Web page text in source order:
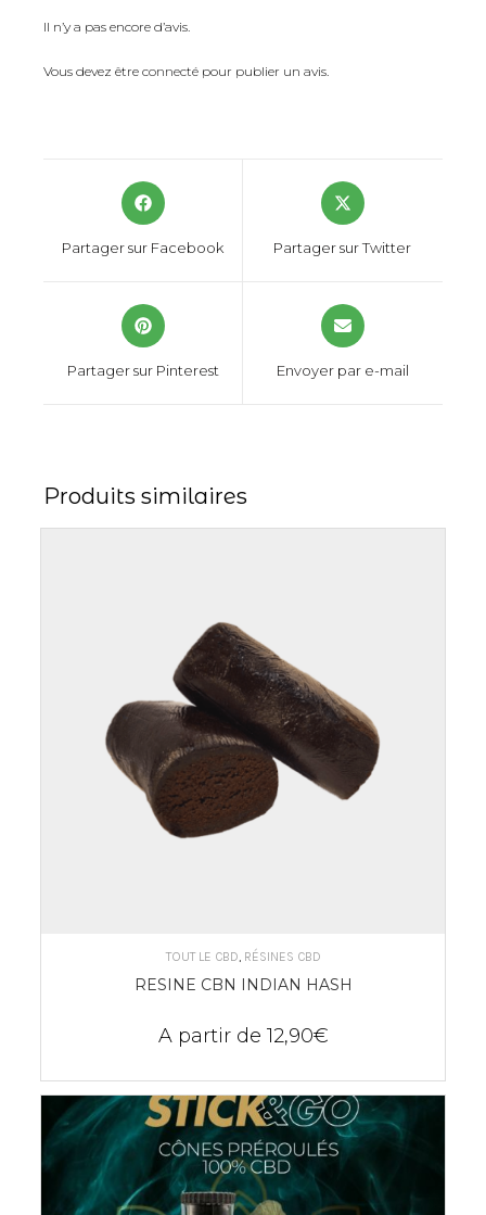
Il n’y a pas encore d’avis.
Vous devez êtreconnecté pour publier un avis.
Partager sur Facebook Partager sur Twitter
Partager sur Pinterest Envoyer par e-mail
Produits similaires
CHOIX DES OPTIONS
TOUT LE CBD, RÉSINES CBD
RESINE CBN INDIAN HASH
A partir de 12,90€